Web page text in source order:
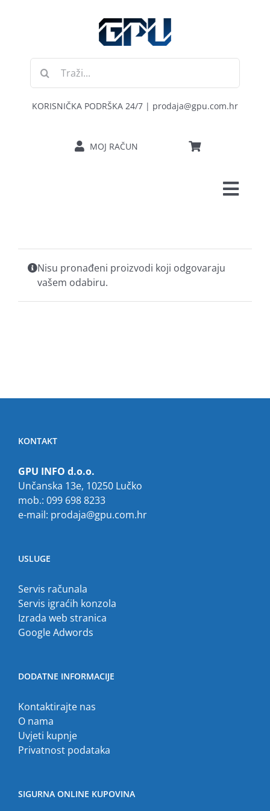
Traži...
KORISNIČKA PODRŠKA 24/7 | prodaja@gpu.com.hr
MOJ RAČUN
RAČUNALA
KOMPONENTE
PERIFERIJA
POTROŠAČKA ELEKTRONIKA
OSTALO
Nisu pronađeni proizvodi koji odgovaraju
vašem odabiru.
KONTAKT
GPU INFO d.o.o.
Unčanska 13e, 10250 Lučko
mob.: 099 698 8233
e-mail: prodaja@gpu.com.hr
USLUGE
Servis računala
Servis igraćih konzola
Izrada web stranica
Google Adwords
DODATNE INFORMACIJE
Kontaktirajte nas
O nama
Uvjeti kupnje
Privatnost podataka
SIGURNA ONLINE KUPOVINA